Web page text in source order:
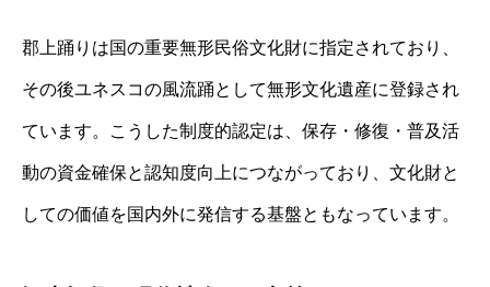
郡上踊りは国の重要無形民俗文化財に指定されており、
その後ユネスコの風流踊として無形文化遺産に登録され
ています。こうした制度的認定は、保存・修復・普及活
動の資金確保と認知度向上につながっており、文化財と
しての価値を国内外に発信する基盤ともなっています。